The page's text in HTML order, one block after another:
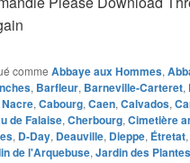
comme Abbaye aux Hommes,
, Barfleur, Barneville-Carteret,
, Cabourg, Caen, Calvados,
de Falaise, Cherbourg, Cimetière
, D-Day, Deauville, Dieppe, Étretat,
de l'Arquebuse, Jardin des